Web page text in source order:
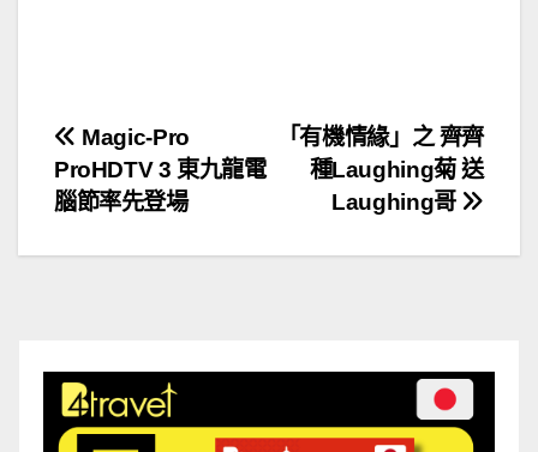
文
章
導
「有機情緣」之 齊齊
種Laughing菊 送
Laughing哥
Magic-Pro
ProHDTV 3 東九龍電
腦節率先登場